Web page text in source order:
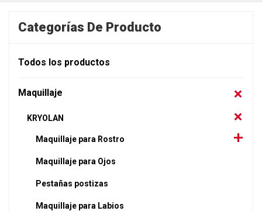
Categorías De Producto
Todos los productos
Maquillaje
KRYOLAN
Maquillaje para Rostro
Maquillaje para Ojos
Pestañas postizas
Maquillaje para Labios